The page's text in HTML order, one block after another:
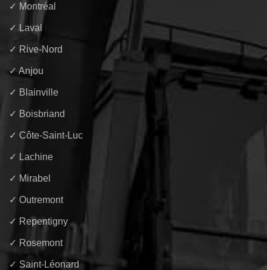
✓ Montréal
✓ Laval
✓ Rive-Nord
✓ Anjou
✓ Blainville
✓ Boisbriand
✓ Côte-Saint-Luc
✓ Lachine
✓ Mirabel
✓ Outremont
✓ Repentigny
✓ Rosemont
✓ Saint-Léonard